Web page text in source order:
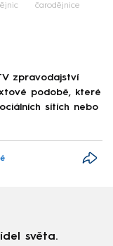
čarodějnice
zpravodajství
podobě, které
sítích nebo
světa.